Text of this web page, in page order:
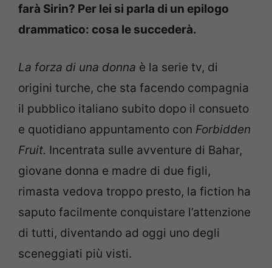
farà Sirin? Per lei si parla di un epilogo
drammatico: cosa le succederà.
La forza di una donna è la serie tv, di
origini turche, che sta facendo compagnia
il pubblico italiano subito dopo il consueto
e quotidiano appuntamento con Forbidden
Fruit. Incentrata sulle avventure di Bahar,
giovane donna e madre di due figli,
rimasta vedova troppo presto, la fiction ha
saputo facilmente conquistare l’attenzione
di tutti, diventando ad oggi uno degli
sceneggiati più visti.